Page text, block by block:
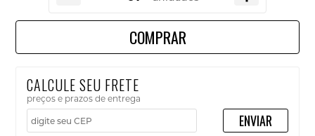
COMPRAR
CALCULE SEU FRETE
preços e prazos de entrega
ENVIAR